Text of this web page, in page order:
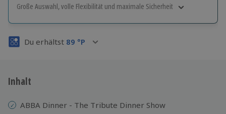
Große Auswahl, volle Flexibilität und maximale Sicherheit
Volle Flexibilität
3 Jahre gültig & verlängerbar.
Du erhältst 89 °P
Inhalt
ABBA Dinner - The Tribute Dinner Show